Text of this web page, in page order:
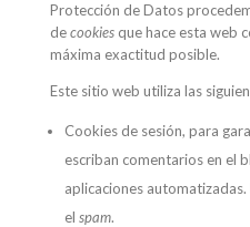
Protección de Datos
decookiesque hace esta web
máxima exactitud posible.
Este sitio web utiliza las
Cookies de sesión, para
escriban comentarios en el
aplicaciones
el spam.